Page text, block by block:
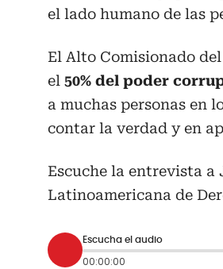
el lado humano de las
El Alto Comisionado
el 50% del poder
a muchas personas en
contar la verdad y en
Escuche la entrevista a
Latinoamericana de
Escucha el audio
00:00:00